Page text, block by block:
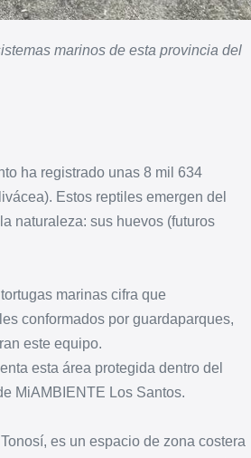
marinos de esta provincia del
ha registrado unas 8 mil 634
Estos reptiles emergen del
naturaleza: sus huevos (futuros
marinas cifra que
conformados por guardaparques,
este equipo.
esta área protegida dentro del
MiAMBIENTE Los Santos.
es un espacio de zona costera